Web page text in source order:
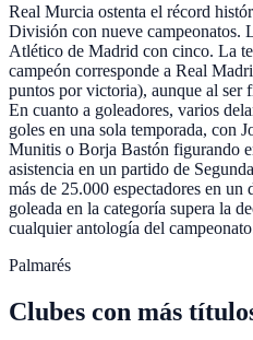
Real Murcia ostenta el récord
División con nueve campeonatos.
Atlético de Madrid con cinco. La
campeón corresponde a Real
puntos por victoria), aunque al ser
En cuanto a goleadores, varios
goles en una sola temporada, con
Munitis o Borja Bastón figurando
asistencia en un partido de
más de 25.000 espectadores en
goleada en la categoría supera la
cualquier antología del
Palmarés
Clubes con más